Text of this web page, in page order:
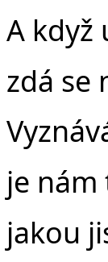
A když
zdá se
je
jakou